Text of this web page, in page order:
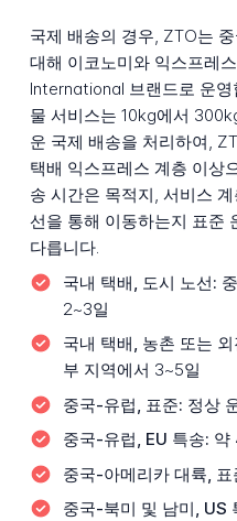
국제 배송의 경우, ZTO는
대해 이코노미와 익스프레
International 브랜드로 운
물 서비스는 10kg에서
운 국제 배송을 처리하여,
택배 익스프레스 계층 이상
송 시간은 목적지, 서비스
선을 통해 이동하는지 표준
다릅니다.
국내 택배, 도시 노선:
2~3일
국내 택배, 농촌 또는
부 지역에서 3~5일
중국-유럽, 표준: 정상
중국-유럽, EU 특송: 약
중국-아메리카 대륙, 표
중국-북미 및 남미, US